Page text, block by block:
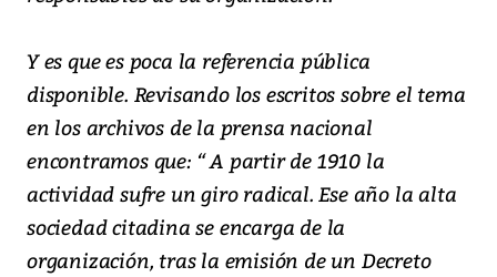
Y es que es poca la referencia pública
disponible. Revisando los escritos sobre el tema
en los archivos de la prensa nacional
encontramos que: “ A partir de 1910 la
actividad sufre un giro radical. Ese año la alta
sociedad citadina se encarga de la
organización, tras la emisión de un Decreto